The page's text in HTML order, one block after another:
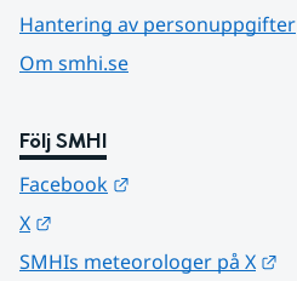
Hantering av personuppgifter
Om smhi.se
Följ SMHI
Facebook
X
SMHIs meteorologer på X